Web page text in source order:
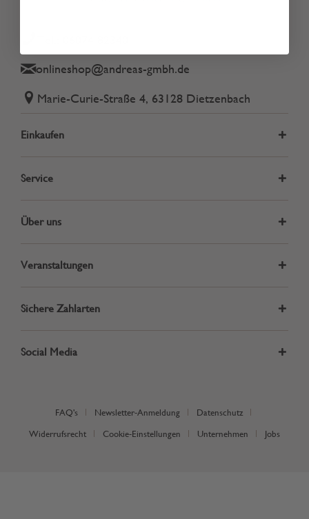
onlineshop@andreas-gmbh.de
Marie-Curie-Straße 4, 63128 Dietzenbach
Einkaufen
Service
Über uns
Veranstaltungen
Sichere Zahlarten
Social Media
FAQ's Newsletter-Anmeldung Datenschutz
Widerrufsrecht Cookie-Einstellungen Unternehmen Jobs